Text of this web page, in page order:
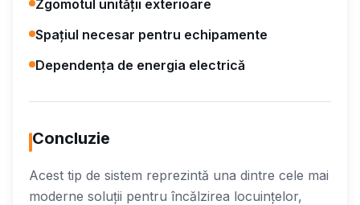
Zgomotul unității exterioare
Spațiul necesar pentru echipamente
Dependența de energia electrică
Concluzie
Acest tip de sistem reprezintă una dintre cele mai
moderne soluții pentru încălzirea locuințelor,